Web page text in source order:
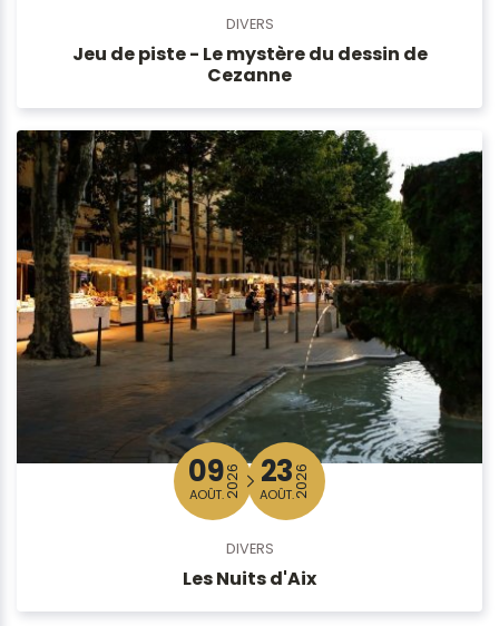
DIVERS
Jeu de piste - Le mystère du dessin de
Cezanne
09
AOÛT.2026 23
AOÛT.2026
DIVERS
Les Nuits d'Aix